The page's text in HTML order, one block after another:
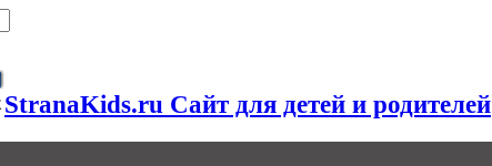
StranaKids.ru Сайт для детей и родителей